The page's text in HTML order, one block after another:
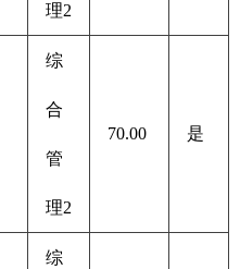
理2
综
合
管
理2
70.00 是
综